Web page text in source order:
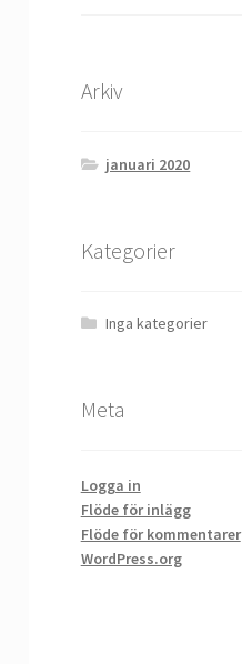
Arkiv
januari 2020
Kategorier
Inga kategorier
Meta
Logga in
Flöde för inlägg
Flöde för kommentarer
WordPress.org